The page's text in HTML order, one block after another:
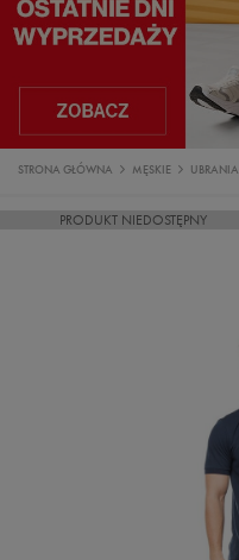
STRONA GŁÓWNA MĘSKIE UBRANIA
PRODUKT NIEDOSTĘPNY